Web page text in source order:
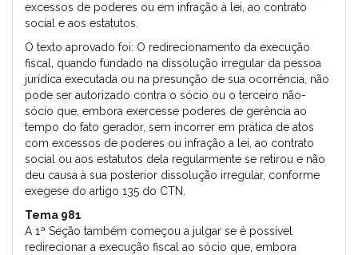
excessos de poderes ou em infração à lei, ao contrato
social e aos estatutos.
O texto aprovado foi: O redirecionamento da execução
fiscal, quando fundado na dissolução irregular da pessoa
jurídica executada ou na presunção de sua ocorrência, não
pode ser autorizado contra o sócio ou o terceiro não-
sócio que, embora exercesse poderes de gerência ao
tempo do fato gerador, sem incorrer em prática de atos
com excessos de poderes ou infração a lei, ao contrato
social ou aos estatutos dela regularmente se retirou e não
deu causa à sua posterior dissolução irregular, conforme
exegese do artigo 135 do CTN.
Tema 981
A 1ª Seção também começou a julgar se é possível
redirecionar a execução fiscal ao sócio que, embora